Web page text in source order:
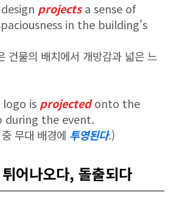
projectsa sense of
in the building's
건물의 배치에서 개방감과 넓은 느
is projectedonto the
during the event.
무대 배경에 투영된다.)
어나오다, 돌출되다